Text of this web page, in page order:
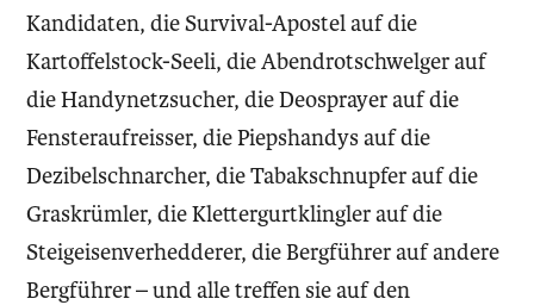
Kandidaten, die Survival-Apostel auf die
Kartoffelstock-Seeli, die Abendrotschwelger auf
die Handynetzsucher, die Deosprayer auf die
Fensteraufreisser, die Piepshandys auf die
Dezibelschnarcher, die Tabakschnupfer auf die
Graskrümler, die Klettergurtklingler auf die
Steigeisenverhedderer, die Bergführer auf andere
Bergführer – und alle treffen sie auf den